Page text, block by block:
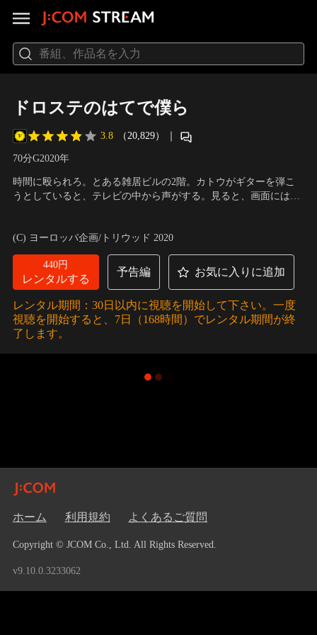
ドロステのはてで僕ら
3.8 （20,829） ｜
70分G2020年
時間に殴られろ。とある雑居ビルの2階。カトウがギターを弾こ
うとしていると、テレビの中から声がする。見ると、画面には自
階のカフェが、2分の時差で繋がっているらしい。“タイムテレ
ビ”の存在を知り、テレビとテレビを向かい合わせて…。
(C) ヨーロッパ企画/トリウッド 2020
440円
レンタルする
予告編 お気に入りに追加
レンタル期間：30日以内に視聴を開始して下さい。一度
視聴を開始すると、7日（168時間）でレンタル期間が終
了します。
ホーム 利用規約 よくあるご質問
Copyright © JCOM Co., Ltd. All Rights Reserved.
v9.10.0.3233062